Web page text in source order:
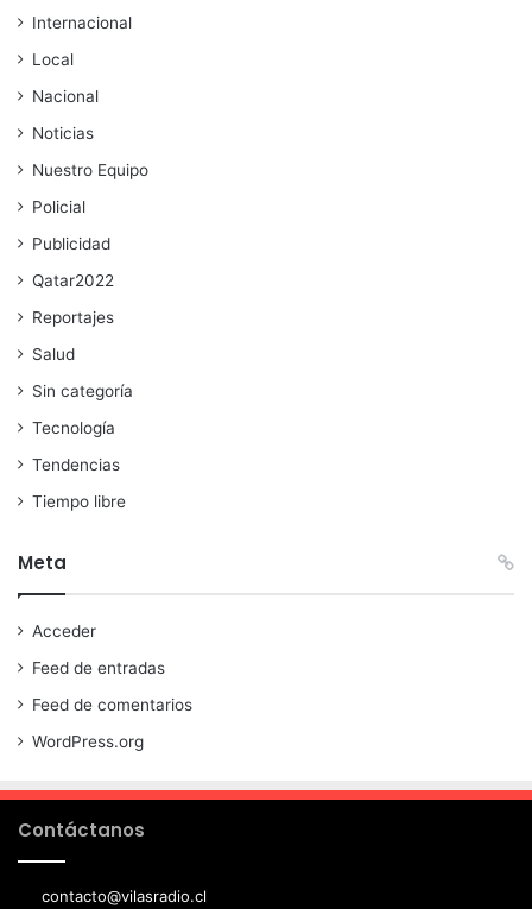
Internacional
Local
Nacional
Noticias
Nuestro Equipo
Policial
Publicidad
Qatar2022
Reportajes
Salud
Sin categoría
Tecnología
Tendencias
Tiempo libre
Meta
Acceder
Feed de entradas
Feed de comentarios
WordPress.org
Contáctanos
contacto@vilasradio.cl